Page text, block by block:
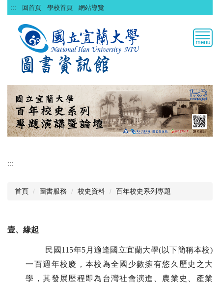
跳
到
::: 回首頁 學校首頁 網站導覽
:::
首頁 圖書服務 校史資料 百年校史系列專題
壹、 緣起
民國115年5月適逢國立宜蘭大學(以下簡稱本校)
一百週年校慶，本校為全國少數擁有悠久歷史之大
學，其發展歷程即為台灣社會演進、農業史、產業